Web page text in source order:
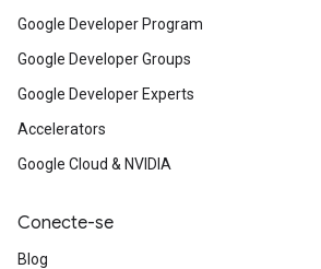
Google Developer Program
Google Developer Groups
Google Developer Experts
Accelerators
Google Cloud & NVIDIA
Conecte-se
Blog